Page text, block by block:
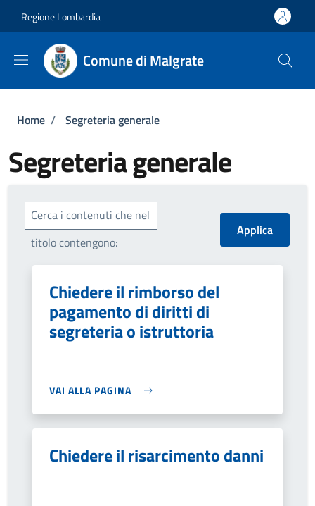
Regione Lombardia
Comune di Malgrate
Briciole di pane
Home / Segreteria generale
Segreteria generale
Cerca i contenuti che nel
titolo contengono:
Chiedere il rimborso del
pagamento di diritti di
segreteria o istruttoria
VAI ALLA PAGINA
Chiedere il risarcimento danni